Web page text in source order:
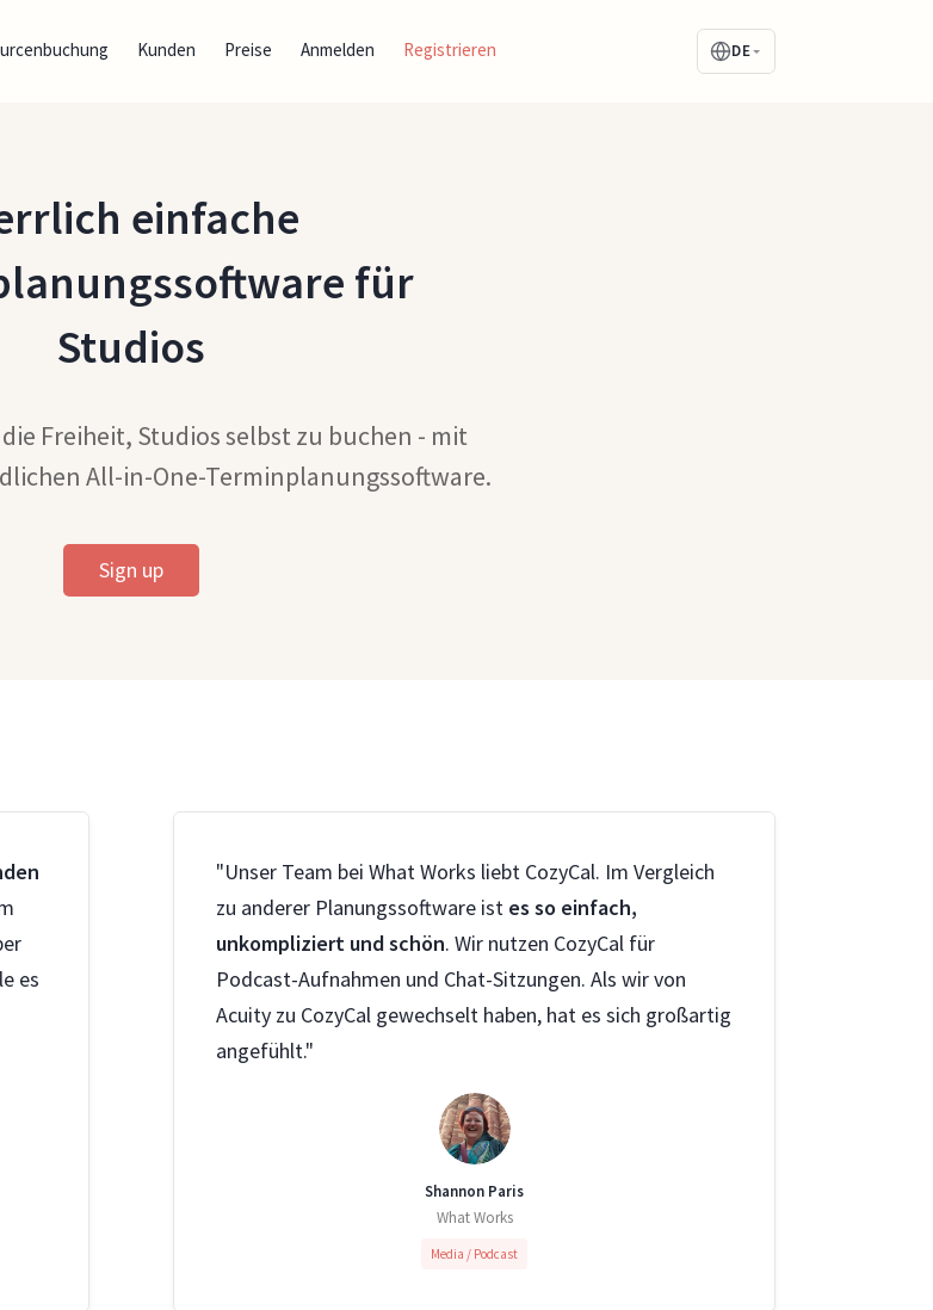
Kunden Preise Anmelden Registrieren DE
einfache
für
Studios
Freiheit, Studios selbst zu buchen - mit
All-in-One-Terminplanungssoftware.
Sign up
es
"Unser Team bei What Works liebt CozyCal. Im Vergleich
zu anderer Planungssoftware ist es so einfach,
unkompliziert und schön. Wir nutzen CozyCal für
Podcast-Aufnahmen und Chat-Sitzungen. Als wir von
Acuity zu CozyCal gewechselt haben, hat es sich großartig
angefühlt."
Shannon Paris
What Works
Media / Podcast